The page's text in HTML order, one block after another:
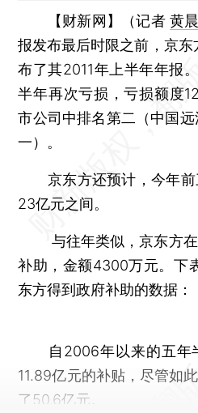
【财新网】（记者黄晨
报发布最后时限之前，京东
布了其2011年上半年年报
半年再次亏损，亏损额度
市公司中排名第二（中国
一）。
京东方还预计，今年前
23亿元之间。
与往年类似，京东方在
补助，金额4300万元。下
东方得到政府补助的数据：
自2006年以来的五年
11.89亿元的补贴，尽管如
了50.6亿元。